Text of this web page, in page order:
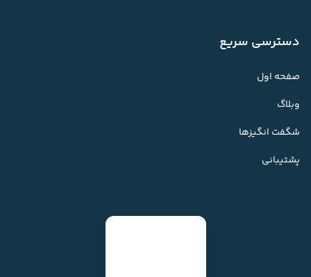
دسترسی سریع
صفحه اول
وبلاگ
شگفت انگیزها
پشتیبانی